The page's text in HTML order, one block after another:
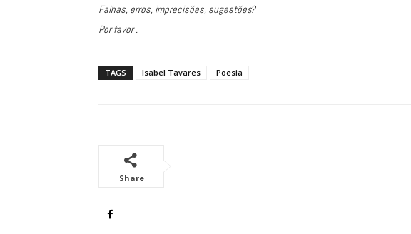
Falhas, erros, imprecisões, sugestões?
Por favor .
TAGS Isabel Tavares Poesia
Share